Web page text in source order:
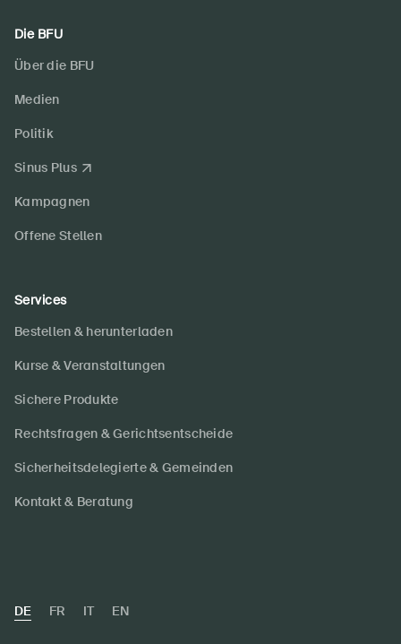
Die BFU
Über die BFU
Medien
Politik
Sinus Plus
Kampagnen
Offene Stellen
Services
Bestellen & herunterladen
Kurse & Veranstaltungen
Sichere Produkte
Rechtsfragen & Gerichtsentscheide
Sicherheitsdelegierte & Gemeinden
Kontakt & Beratung
DE FR IT EN